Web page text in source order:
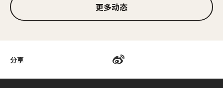
分享
更多动态